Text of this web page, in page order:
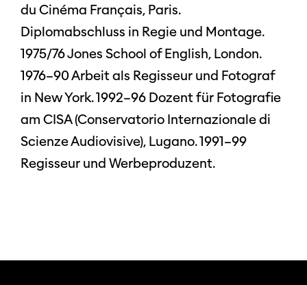
du Cinéma Français, Paris.
Diplomabschluss in Regie und Montage.
1975/76 Jones School of English, London.
1976–90 Arbeit als Regisseur und Fotograf
in New York. 1992–96 Dozent für Fotografie
am CISA (Conservatorio Internazionale di
Scienze Audiovisive), Lugano. 1991–99
Regisseur und Werbeproduzent.